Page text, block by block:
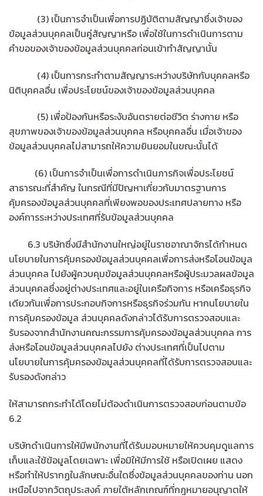
(3) เป็นการจำเป็นเพื่อการปฏิบัติตามสัญญาซึ่งเจ้าของ
ข้อมูลส่วนบุคคลเป็นคู่สัญญาหรือ เพื่อใช้ในการดำเนินการตาม
คำขอของเจ้าของข้อมูลส่วนบุคคลก่อนเข้าทำสัญญานั้น
(4) เป็นการกระทำตามสัญญาระหว่างบริษัทกับบุคคลหรือ
นิติบุคคลอื่น เพื่อประโยชน์ของเจ้าของข้อมูลส่วนบุคคล
(5) เพื่อป้องกันหรือระงับอันตรายต่อชีวิต ร่างกาย หรือ
สุขภาพของเจ้าของข้อมูลส่วนบุคคล หรือบุคคลอื่น เมื่อเจ้าของ
ข้อมูลส่วนบุคคลไม่สามารถให้ความยินยอมในขณะนั้นได้
(6) เป็นการจำเป็นเพื่อการดำเนินภารกิจเพื่อประโยชน์
สาธารณะที่สำคัญ ในกรณีที่มีปัญหาเกี่ยวกับมาตรฐานการ
คุ้มครองข้อมูลส่วนบุคคลที่เพียงพอของประเทศปลายทาง หรือ
องค์การระหว่างประเทศที่รับข้อมูลส่วนบุคคล
6.3 บริษัทซึ่งมีสำนักงานใหญ่อยู่ในราชอาณาจักรได้กำหนด
นโยบายในการคุ้มครองข้อมูลส่วนบุคคลเพื่อการส่งหรือโอนข้อมูล
ส่วนบุคคล ไปยังผู้ควบคุมข้อมูลส่วนบุคคลหรือผู้ประมวลผลข้อมูล
ส่วนบุคคลซึ่งอยู่ต่างประเทศและอยู่ในเครือกิจการ หรือเครือธุรกิจ
เดียวกันเพื่อการประกอบกิจการหรือธุรกิจร่วมกัน หากนโยบายใน
การคุ้มครองข้อมูล ส่วนบุคคลดังกล่าวได้รับการตรวจสอบและ
รับรองจากสำนักงานคณะกรรมการคุ้มครองข้อมูลส่วนบุคคล การ
ส่งหรือโอนข้อมูลส่วนบุคคลไปยัง ต่างประเทศที่เป็นไปตาม
นโยบายในการคุ้มครองข้อมูลส่วนบุคคลที่ได้รับการตรวจสอบและ
รับรองดังกล่าว
ให้สามารถกระทำได้โดยไม่ต้องดำเนินการตรวจสอบก่อนตามข้อ
6.2
บริษัทดำเนินการให้มีพนักงานที่ได้รับมอบหมายให้ควบคุมดูแลการ
เก็บและใช้ข้อมูลโดยเฉพาะ เพื่อมิให้มีการใช้ หรือเปิดเผย แสดง
หรือทำให้ปรากฏในลักษณะอื่นใดซึ่งข้อมูลส่วนบุคคลของท่าน นอก
เหนือไปจากวัตถุประสงค์ ภายใต้หลักเกณฑ์ที่กฎหมายอนุญาตให้